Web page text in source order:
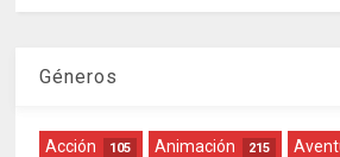
Géneros
Acción 105 Animación 215